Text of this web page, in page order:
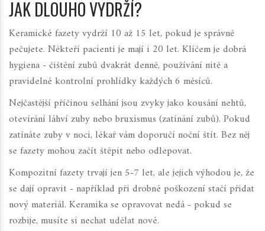
JAK DLOUHO VYDRŽÍ?
Keramické fazety vydrží 10 až 15 let, pokud je správně
pečujete. Někteří pacienti je mají i 20 let. Klíčem je dobrá
hygiena - čištění zubů dvakrát denně, používání nitě a
pravidelné kontrolní prohlídky každých 6 měsíců.
Nejčastější příčinou selhání jsou zvyky jako kousání nehtů,
otevírání láhví zuby nebo bruxismus (zatínání zubů). Pokud
zatínáte zuby v noci, lékař vám doporučí noční štít. Bez něj
se fazety mohou začít štěpit nebo odlepovat.
Kompozitní fazety trvají jen 5-7 let, ale jejich výhodou je, že
se dají opravit - například při drobné poškození stačí přidat
nový materiál. Keramika se opravovat nedá - pokud se
rozbije, musíte si nechat udělat nové.